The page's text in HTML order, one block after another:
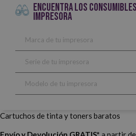
ENCUENTRA LOS
IMPRESORA
Cartuchos de tinta y toners baratos